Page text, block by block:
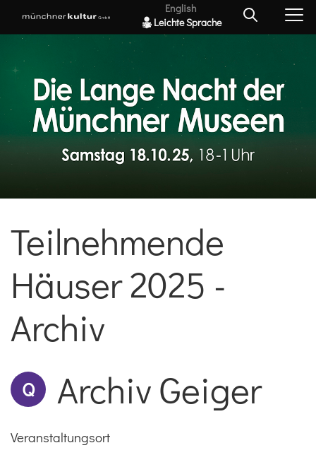
English
Leichte Sprache
Teilnehmende
Häuser 2025 -
Archiv
Q Archiv Geiger
Veranstaltungsort